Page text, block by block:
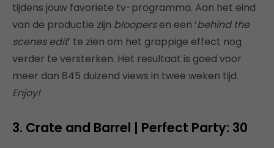
tijdens jouw favoriete tv-programma. Aan het eind
van de productie zijn bloopersen een ‘behind the
scenes edit’ te zien om het grappige effect nog
verder te versterken. Het resultaat is goed voor
meer dan 845 duizend views in twee weken tijd.
Enjoy!
3. Crate and Barrel | Perfect Party: 30